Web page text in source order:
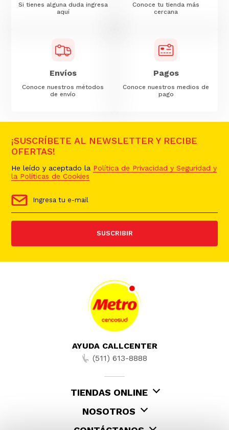
Si tienes alguna duda ingresa
aquí
Conoce tu tienda más
cercana
Envíos
Conoce nuestros métodos
de envío
Pagos
Conoce nuestros medios de
pago
¡SUSCRÍBETE AL NEWSLETTER Y RECIBE
OFERTAS!
He leído y aceptado la Política de Privacidad y Seguridad y
la Políticas de Cookies
SUSCRIBIR
AYUDA CALLCENTER
(511) 613-8888
TIENDAS ONLINE
NOSOTROS